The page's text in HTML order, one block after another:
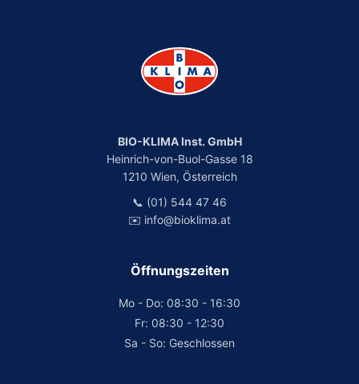
BIO-KLIMA Inst. GmbH
Heinrich-von-Buol-Gasse 18
1210 Wien, Österreich
📞 (01) 544 47 46
✉️ info@bioklima.at
Öffnungszeiten
Mo - Do: 08:30 - 16:30
Fr: 08:30 - 12:30
Sa - So: Geschlossen